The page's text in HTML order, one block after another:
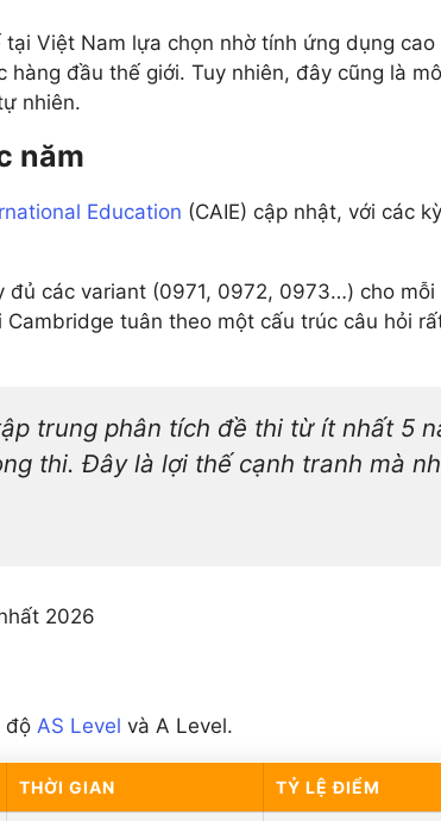
Việt Nam lựa chọn nhờ tính ứng dụng
đầu thế giới. Tuy nhiên, đây cũng là
nhiên.
năm
Education (CAIE) cập nhật, với các
các variant (0971, 0972, 0973…) cho
Cambridge tuân theo một cấu trúc câu hỏi
trung phân tích đề thi từ ít nhất 5
thi. Đây là lợi thế cạnh tranh mà
2026
độ AS Level và A Level.
THỜI GIAN TỶ LỆ ĐIỂM